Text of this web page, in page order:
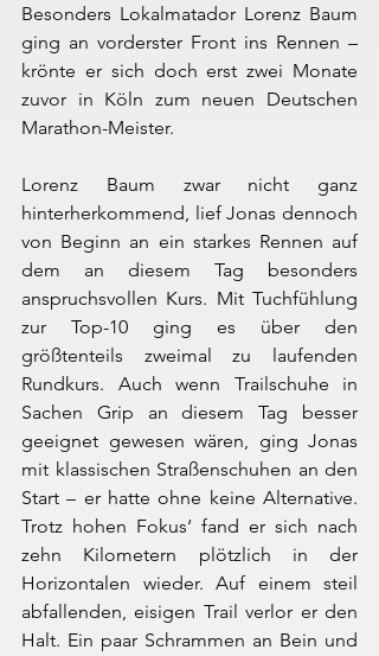
Besonders Lokalmatador Lorenz Baum
ging an vorderster Front ins Rennen –
krönte er sich doch erst zwei Monate
zuvor in Köln zum neuen Deutschen
Marathon-Meister.
Lorenz Baum zwar nicht ganz
hinterherkommend, lief Jonas dennoch
von Beginn an ein starkes Rennen auf
dem an diesem Tag besonders
anspruchsvollen Kurs. Mit Tuchfühlung
zur Top-10 ging es über den
größtenteils zweimal zu laufenden
Rundkurs. Auch wenn Trailschuhe in
Sachen Grip an diesem Tag besser
geeignet gewesen wären, ging Jonas
mit klassischen Straßenschuhen an den
Start – er hatte ohne keine Alternative.
Trotz hohen Fokus‘ fand er sich nach
zehn Kilometern plötzlich in der
Horizontalen wieder. Auf einem steil
abfallenden, eisigen Trail verlor er den
Halt. Ein paar Schrammen an Bein und